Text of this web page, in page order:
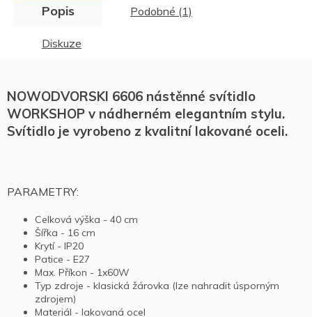
Popis Podobné (1)
Diskuze
NOWODVORSKI 6606 nástěnné svítidlo
WORKSHOP v nádherném elegantním stylu.
Svítidlo je vyrobeno z kvalitní lakované oceli.
PARAMETRY:
Celková výška - 40 cm
Šířka - 16 cm
Krytí - IP20
Patice - E27
Max. Příkon - 1x60W
Typ zdroje - klasická žárovka (lze nahradit úsporným
zdrojem)
Materiál - lakovaná ocel